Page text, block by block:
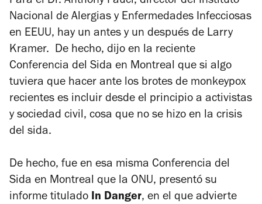
Nacional de Alergias y Enfermedades Infecciosas
en EEUU, hay un antes y un después de Larry
Kramer. De hecho, dijo en la reciente
Conferencia del Sida en Montreal que si algo
tuviera que hacer ante los brotes de monkeypox
recientes es incluir desde el principio a activistas
y sociedad civil, cosa que no se hizo en la crisis
del sida.
De hecho, fue en esa misma Conferencia del
Sida en Montreal que la ONU, presentó su
informe titulado In Danger, en el que advierte